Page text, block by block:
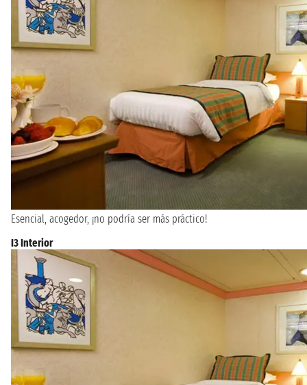
Esencial, acogedor, ¡no podría ser más práctico!
I3 Interior